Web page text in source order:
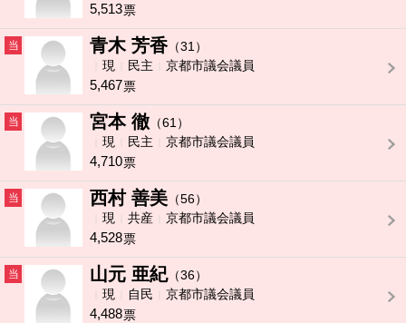
5,513票
当 青木 芳香（31）
現
民主 京都市議会議員
5,467票
当 宮本 徹 （61）
現
民主 京都市議会議員
4,710票
当 西村 善美 （56）
現
共産 京都市議会議員
4,528票
当 山元 亜紀（36）
現
自民 京都市議会議員
4,488票